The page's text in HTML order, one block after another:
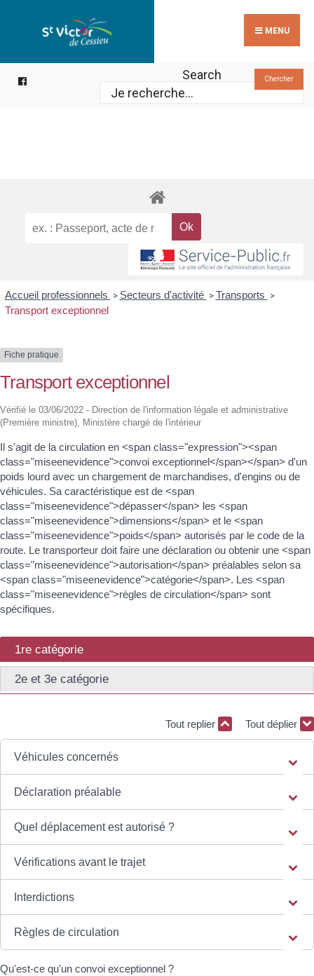
MENU
Search Chercher
Accueil professionnels > Secteurs d'activité > Transports >
Transport exceptionnel
Fiche pratique
Transport exceptionnel
Vérifié le 03/06/2022 - Direction de l'information légale et administrative
(Première ministre), Ministère chargé de l'intérieur
Il s'agit de la circulation en <span class="expression"><span
class="miseenevidence">convoi exceptionnel</span></span> d'un
poids lourd avec un chargement de marchandises, d'engins ou de
véhicules. Sa caractéristique est de <span
class="miseenevidence">dépasser</span> les <span
class="miseenevidence">dimensions</span> et le <span
class="miseenevidence">poids</span> autorisés par le code de la
route. Le transporteur doit faire une déclaration ou obtenir une <span
class="miseenevidence">autorisation</span> préalables selon sa
<span class="miseenevidence">catégorie</span>. Les <span
class="miseenevidence">règles de circulation</span> sont
spécifiques.
1re catégorie
2e et 3e catégorie
Tout replier Tout déplier
Véhicules concernés
Déclaration préalable
Quel déplacement est autorisé ?
Vérifications avant le trajet
Interdictions
Règles de circulation
Qu'est-ce qu'un convoi exceptionnel ?
for: